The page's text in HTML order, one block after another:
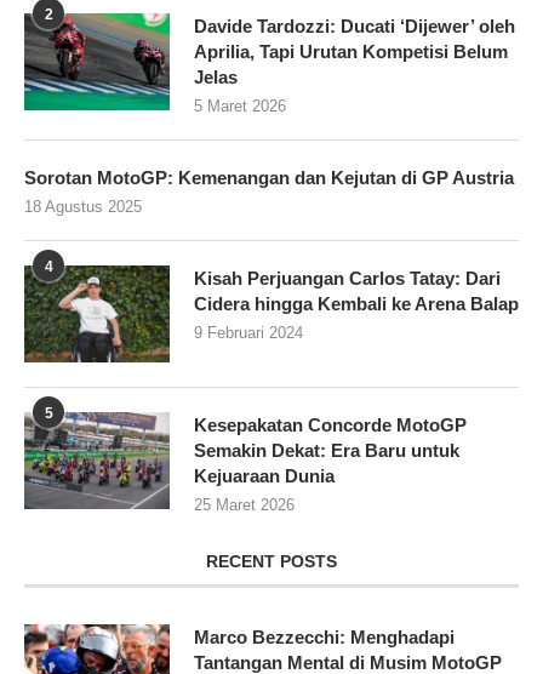
2
Davide Tardozzi: Ducati ‘Dijewer’ oleh
Aprilia, Tapi Urutan Kompetisi Belum
Jelas
5 Maret 2026
Sorotan MotoGP: Kemenangan dan Kejutan di GP Austria
18 Agustus 2025
4
Kisah Perjuangan Carlos Tatay: Dari
Cidera hingga Kembali ke Arena Balap
9 Februari 2024
5
Kesepakatan Concorde MotoGP
Semakin Dekat: Era Baru untuk
Kejuaraan Dunia
25 Maret 2026
RECENT POSTS
Marco Bezzecchi: Menghadapi
Tantangan Mental di Musim MotoGP